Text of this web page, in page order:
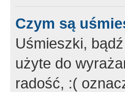
Czym są
Uśmieszki,
użyte do
radość, :(